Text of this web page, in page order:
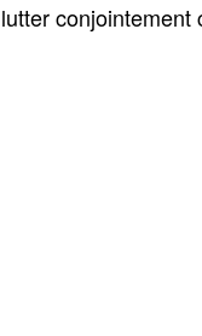
lutter conjointement